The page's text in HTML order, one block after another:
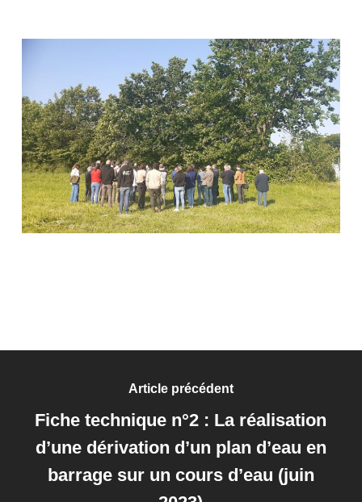
Article précédent
Fiche technique n°2 : La réalisation
d’une dérivation d’un plan d’eau en
barrage sur un cours d’eau (juin